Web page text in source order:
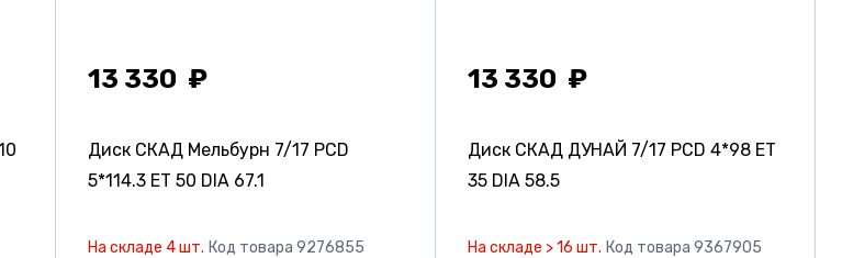
13 330
Диск СКАД Мельбурн 7/17 PCD
5*114.3 ET 50 DIA 67.1
На складе 4 шт. Код товара 9276855
13 330
Диск СКАД ДУНАЙ 7/17 PCD 4*98 ET
35 DIA 58.5
На складе > 16 шт. Код товара 9367905